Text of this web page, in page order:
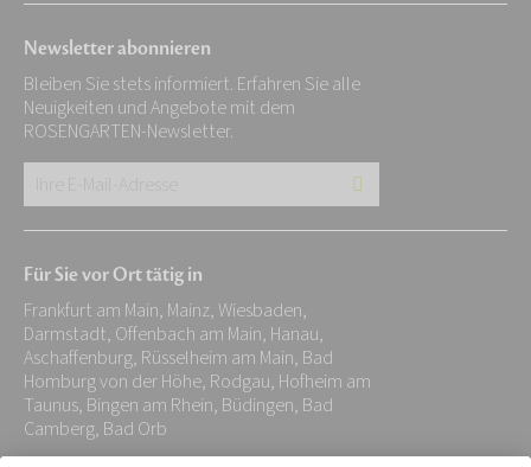
Newsletter abonnieren
Bleiben Sie stets informiert. Erfahren Sie alle
Neuigkeiten und Angebote mit dem
ROSENGARTEN-Newsletter.
E-
Adresse:
*
Für Sie vor Ort tätig in
Frankfurt am Main, Mainz, Wiesbaden,
Darmstadt, Offenbach am Main, Hanau,
Aschaffenburg, Rüsselheim am Main, Bad
Homburg von der Höhe, Rodgau, Hofheim am
Taunus, Bingen am Rhein, Büdingen, Bad
Camberg, Bad Orb